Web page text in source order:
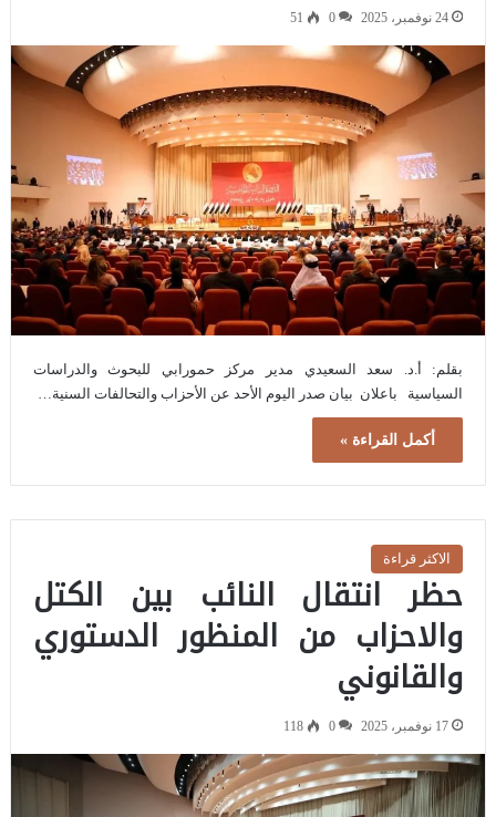
24 نوفمبر، 2025 0
51
بقلم: أ.د. سعد السعيدي مدير مركز حمورابي للبحوث والدراسات
السياسية باعلان بيان صدر اليوم الأحد عن الأحزاب والتحالفات السنية…
أكمل القراءة »
الاكثر قراءة
حظر انتقال النائب بين الكتل
والاحزاب من المنظور الدستوري
والقانوني
17 نوفمبر، 2025 0
118